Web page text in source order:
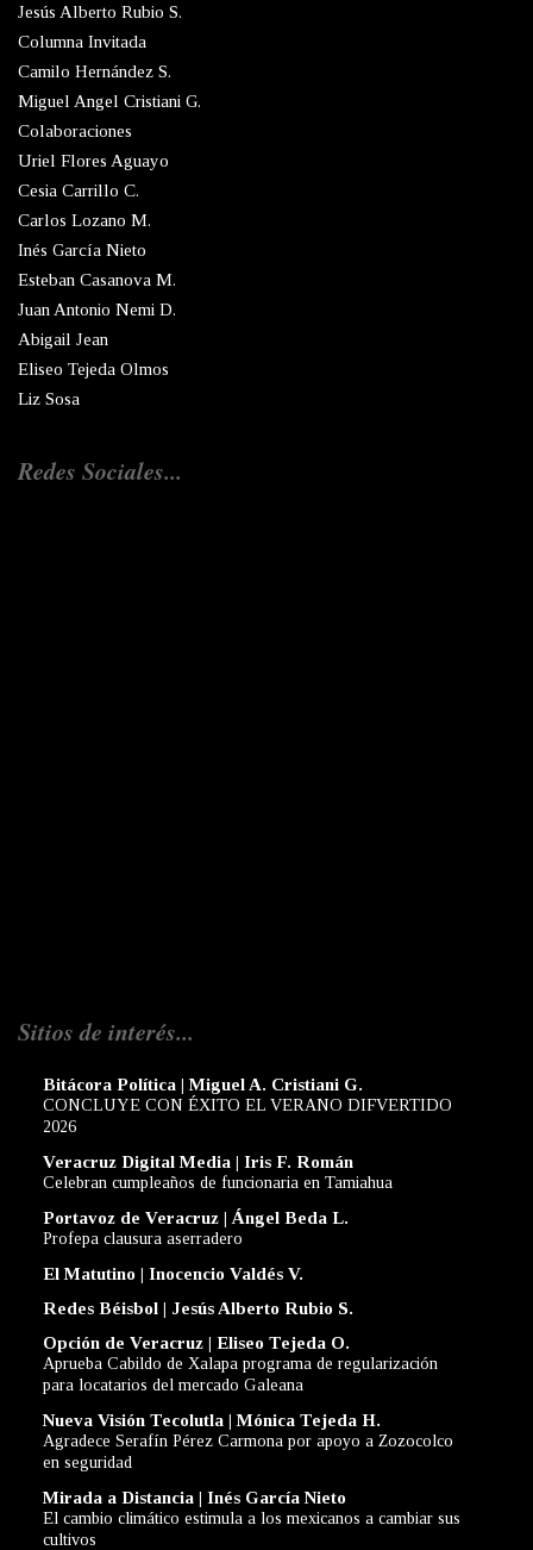
Jesús Alberto Rubio S.
Columna Invitada
Camilo Hernández S.
Miguel Angel Cristiani G.
Colaboraciones
Uriel Flores Aguayo
Cesia Carrillo C.
Carlos Lozano M.
Inés García Nieto
Esteban Casanova M.
Juan Antonio Nemi D.
Abigail Jean
Eliseo Tejeda Olmos
Liz Sosa
Redes Sociales...
Sitios de interés...
Bitácora Política | Miguel A. Cristiani G.
CONCLUYE CON ÉXITO EL VERANO DIFVERTIDO
2026
Veracruz Digital Media | Iris F. Román
Celebran cumpleaños de funcionaria en Tamiahua
Portavoz de Veracruz | Ángel Beda L.
Profepa clausura aserradero
El Matutino | Inocencio Valdés V.
Redes Béisbol | Jesús Alberto Rubio S.
Opción de Veracruz | Eliseo Tejeda O.
Aprueba Cabildo de Xalapa programa de regularización
para locatarios del mercado Galeana
Nueva Visión Tecolutla | Mónica Tejeda H.
Agradece Serafín Pérez Carmona por apoyo a Zozocolco
en seguridad
Mirada a Distancia | Inés García Nieto
El cambio climático estimula a los mexicanos a cambiar sus
cultivos